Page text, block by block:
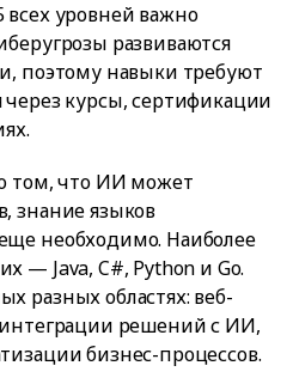
уровней важно
развиваются
поэтому навыки требуют
через курсы, сертификации
том, что ИИ может
знание языков
необходимо. Наиболее
— Java, C#, Python и Go.
разных областях: веб-
интеграции решений с ИИ,
бизнес-процессов.